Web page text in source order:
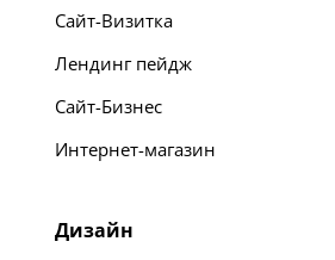
Сайт-Визитка
Лендинг пейдж
Сайт-Бизнес
Интернет-магазин
Дизайн